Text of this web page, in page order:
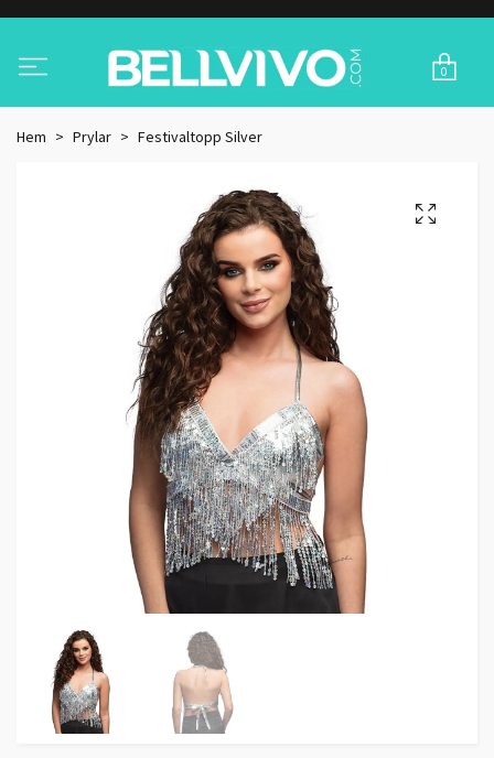
0
Hem Prylar Festivaltopp Silver